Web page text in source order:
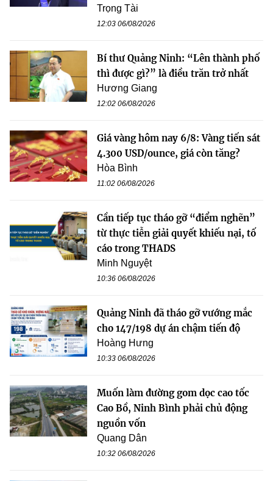
Trọng Tài
12:03 06/08/2026
Bí thư Quảng Ninh: “Lên thành phố
thì được gì?” là điều trăn trở nhất
Hương Giang
12:02 06/08/2026
Giá vàng hôm nay 6/8: Vàng tiến sát
4.300 USD/ounce, giá còn tăng?
Hòa Bình
11:02 06/08/2026
Cần tiếp tục tháo gỡ “điểm nghẽn”
từ thực tiễn giải quyết khiếu nại, tố
cáo trong THADS
Minh Nguyệt
10:36 06/08/2026
Quảng Ninh đã tháo gỡ vướng mắc
cho 147/198 dự án chậm tiến độ
Hoàng Hưng
10:33 06/08/2026
Muốn làm đường gom dọc cao tốc
Cao Bồ, Ninh Bình phải chủ động
nguồn vốn
Quang Dân
10:32 06/08/2026